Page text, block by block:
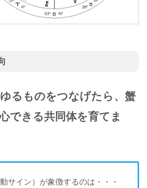
るものをつなげたら、蟹
できる共同体を育てま
動サイン）が象徴するのは・・・